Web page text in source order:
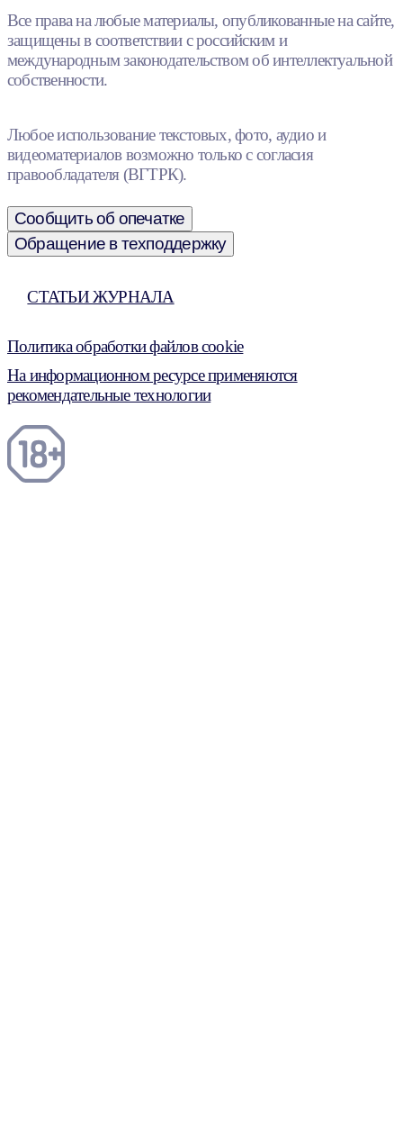
Все права на любые материалы, опубликованные на сайте,
защищены в соответствии с российским и
международным законодательством об интеллектуальной
собственности.
Любое использование текстовых, фото, аудио и
видеоматериалов возможно только с согласия
правообладателя (ВГТРК).
Сообщить об опечатке
Обращение в техподдержку
СТАТЬИ ЖУРНАЛА
Политика обработки файлов cookie
На информационном ресурсе применяются
рекомендательные технологии